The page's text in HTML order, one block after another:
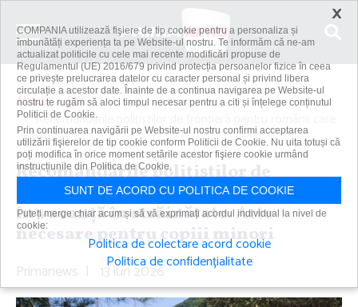
Acasă
Știri
Recomandările poliţiştilor de frontieră pentru românii care
pleacă în...
Recomandările poliţiştilor de
frontieră pentru românii care pleacă
în vacanţă în străinătate. Acte
necesare pentru copiii minori
Primanews | 13 iun 2026
×
COMPANIA utilizează fişiere de tip cookie pentru a personaliza și
îmbunătăți experiența ta pe Website-ul nostru. Te informăm că ne-am
actualizat politicile cu cele mai recente modificări propuse de
Regulamentul (UE) 2016/679 privind protecția persoanelor fizice în ceea
ce privește prelucrarea datelor cu caracter personal și privind libera
circulație a acestor date. Înainte de a continua navigarea pe Website-ul
nostru te rugăm să aloci timpul necesar pentru a citi și înțelege conținutul
Politicii de Cookie.
Prin continuarea navigării pe Website-ul nostru confirmi acceptarea
utilizării fişierelor de tip cookie conform Politicii de Cookie. Nu uita totuși că
poți modifica în orice moment setările acestor fişiere cookie urmând
instrucțiunile din Politica de Cookie.
SUNT DE ACORD CU POLITICA DE COOKIE
Puteți merge chiar acum și să vă exprimați acordul individual la nivel de
cookie:
Politica de colectare acord cookie
Politica de confidențialitate